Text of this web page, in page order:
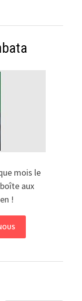
mois le
aux
!